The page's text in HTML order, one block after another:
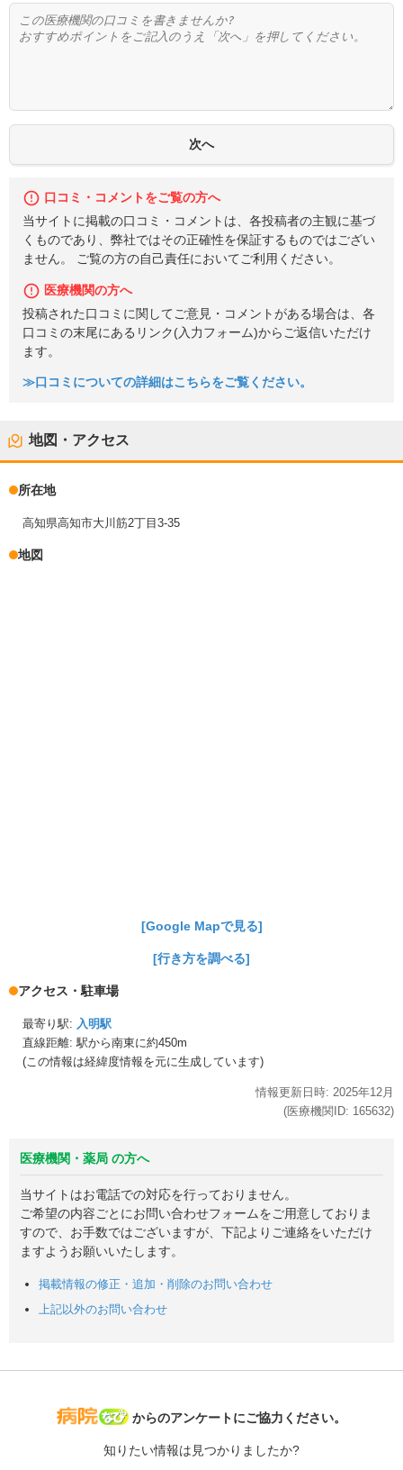
口コミ・コメントをご覧の方へ
当サイトに掲載の口コミ・コメントは、各投稿者の主観に基づ
くものであり、弊社ではその正確性を保証するものではござい
ません。 ご覧の方の自己責任においてご利用ください。
医療機関の方へ
投稿された口コミに関してご意見・コメントがある場合は、各
口コミの末尾にあるリンク(入力フォーム)からご返信いただけ
ます。
≫口コミについての詳細はこちらをご覧ください。
地図・アクセス
所在地
高知県高知市大川筋2丁目3-35
地図
[Google Mapで見る]
[行き方を調べる]
アクセス・駐車場
最寄り駅: 入明駅
直線距離: 駅から南東に約450m
(この情報は経緯度情報を元に生成しています)
情報更新日時: 2025年12月
(医療機関ID: 165632)
医療機関・薬局 の方へ
当サイトはお電話での対応を行っておりません。
ご希望の内容ごとにお問い合わせフォームをご用意しておりま
すので、お手数ではございますが、下記よりご連絡をいただけ
ますようお願いいたします。
掲載情報の修正・追加・削除のお問い合わせ
上記以外のお問い合わせ
病院なび
からのアンケートにご協力ください。
知りたい情報は見つかりましたか?